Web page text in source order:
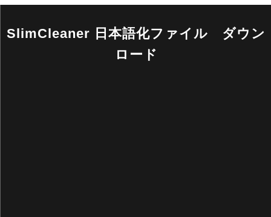
SlimCleaner 日本語化ファイル ダウン
ロード